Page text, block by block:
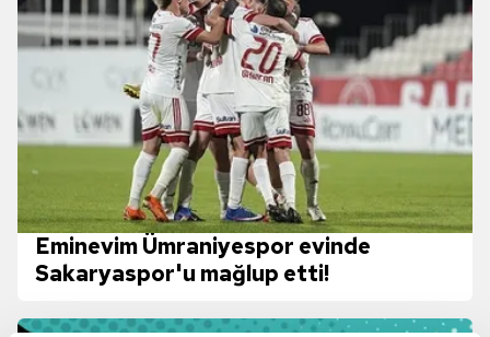
Eminevim Ümraniyespor evinde
Sakaryaspor'u mağlup etti!